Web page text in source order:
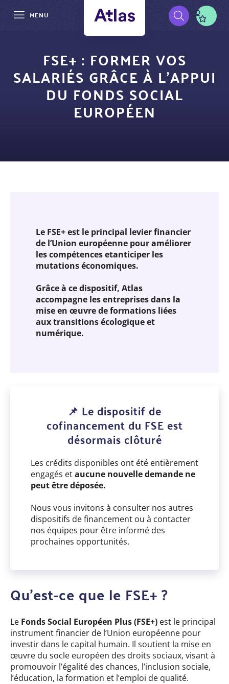
MENU
Pré-
navigation
FSE+ : FORMER VOS
SALARIÉS GRÂCE À L’APPUI
DU FONDS SOCIAL
EUROPÉEN
Le FSE+ est le principal levier financier
de l’Union européenne pour améliorer
les compétences etanticiper les
mutations économiques.
Grâce à ce dispositif, Atlas
accompagne les entreprises dans la
mise en œuvre de formations liées
aux transitions écologique et
numérique.
📌 Le dispositif de
cofinancement du FSE est
désormais clôturé
Les crédits disponibles ont été entièrement
engagés etaucune nouvelle demande ne
peut être déposée.
Nous vous invitons à consulter nos autres
dispositifs de financement ou à contacter
nos équipes pour être informé des
prochaines opportunités.
Qu’est-ce que le FSE+ ?
Le Fonds Social Européen Plus (FSE+) est le principal
instrument financier de l’Union européenne pour
investir dans le capital humain. Il soutient la mise en
œuvre du socle européen des droits sociaux, visant à
promouvoir l’égalité des chances, l’inclusion sociale,
l’éducation, la formation et l’emploi de qualité.